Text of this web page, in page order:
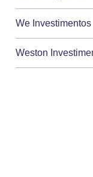
We Investimentos
Weston